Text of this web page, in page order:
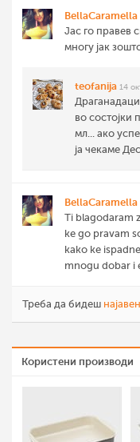
BellaCaramella
Јас го правев
многу јак
teofanija 14
во состојки
мл... ако
ја чекаме
BellaCaramella
Ti blagodaram
ke go pravam
kako ke
mnogu dobar i
Треба да бидеш најавен
Користени производи